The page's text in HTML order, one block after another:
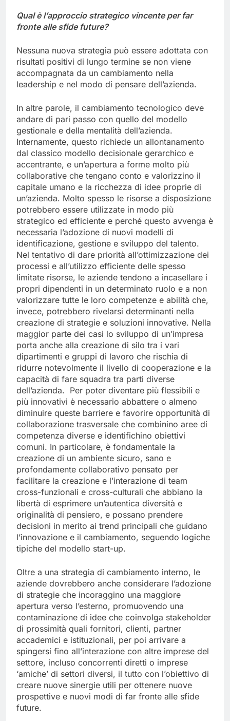
Qual è l’approccio strategico vincente per far
Nessuna nuova strategia può essere adottata con
risultati positivi di lungo termine se non viene
accompagnata da un cambiamento nella
In altre parole, il cambiamento tecnologico deve
andare di pari passo con quello del modello
gestionale e della mentalità dell’azienda.
Internamente, questo richiede un allontanamento
dal classico modello decisionale gerarchico e
accentrante, e un’apertura a forme molto più
collaborative che tengano conto e valorizzino il
capitale umano e la ricchezza di idee proprie di
un’azienda. Molto spesso le risorse a disposizione
potrebbero essere utilizzate in modo più
strategico ed efficiente e perché questo avvenga è
necessaria l’adozione di nuovi modelli di
identificazione, gestione e sviluppo del talento.
Nel tentativo di dare priorità all’ottimizzazione dei
processi e all’utilizzo efficiente delle spesso
limitate risorse, le aziende tendono a incasellare i
propri dipendenti in un determinato ruolo e a non
valorizzare tutte le loro competenze e abilità che,
invece, potrebbero rivelarsi determinanti nella
creazione di strategie e soluzioni innovative. Nella
maggior parte dei casi lo sviluppo di un’impresa
porta anche alla creazione di silo tra i vari
dipartimenti e gruppi di lavoro che rischia di
ridurre notevolmente il livello di cooperazione e la
capacità di fare squadra tra parti diverse
dell’azienda. Per poter diventare più flessibili e
più innovativi è necessario abbattere o almeno
diminuire queste barriere e favorire opportunità di
collaborazione trasversale che combinino aree di
competenza diverse e identifichino obiettivi
comuni. In particolare, è fondamentale la
creazione di un ambiente sicuro, sano e
profondamente collaborativo pensato per
facilitare la creazione e l’interazione di team
cross-funzionali e cross-culturali che abbiano la
libertà di esprimere un’autentica diversità e
originalità di pensiero, e possano prendere
decisioni in merito ai trend principali che guidano
l’innovazione e il cambiamento, seguendo logiche
Oltre a una strategia di cambiamento interno, le
aziende dovrebbero anche considerare l’adozione
di strategie che incoraggino una maggiore
apertura verso l’esterno, promuovendo una
contaminazione di idee che coinvolga stakeholder
di prossimità quali fornitori, clienti, partner
accademici e istituzionali, per poi arrivare a
spingersi fino all’interazione con altre imprese del
settore, incluso concorrenti diretti o imprese
‘amiche’ di settori diversi, il tutto con l’obiettivo di
creare nuove sinergie utili per ottenere nuove
prospettive e nuovi modi di far fronte alle sfide